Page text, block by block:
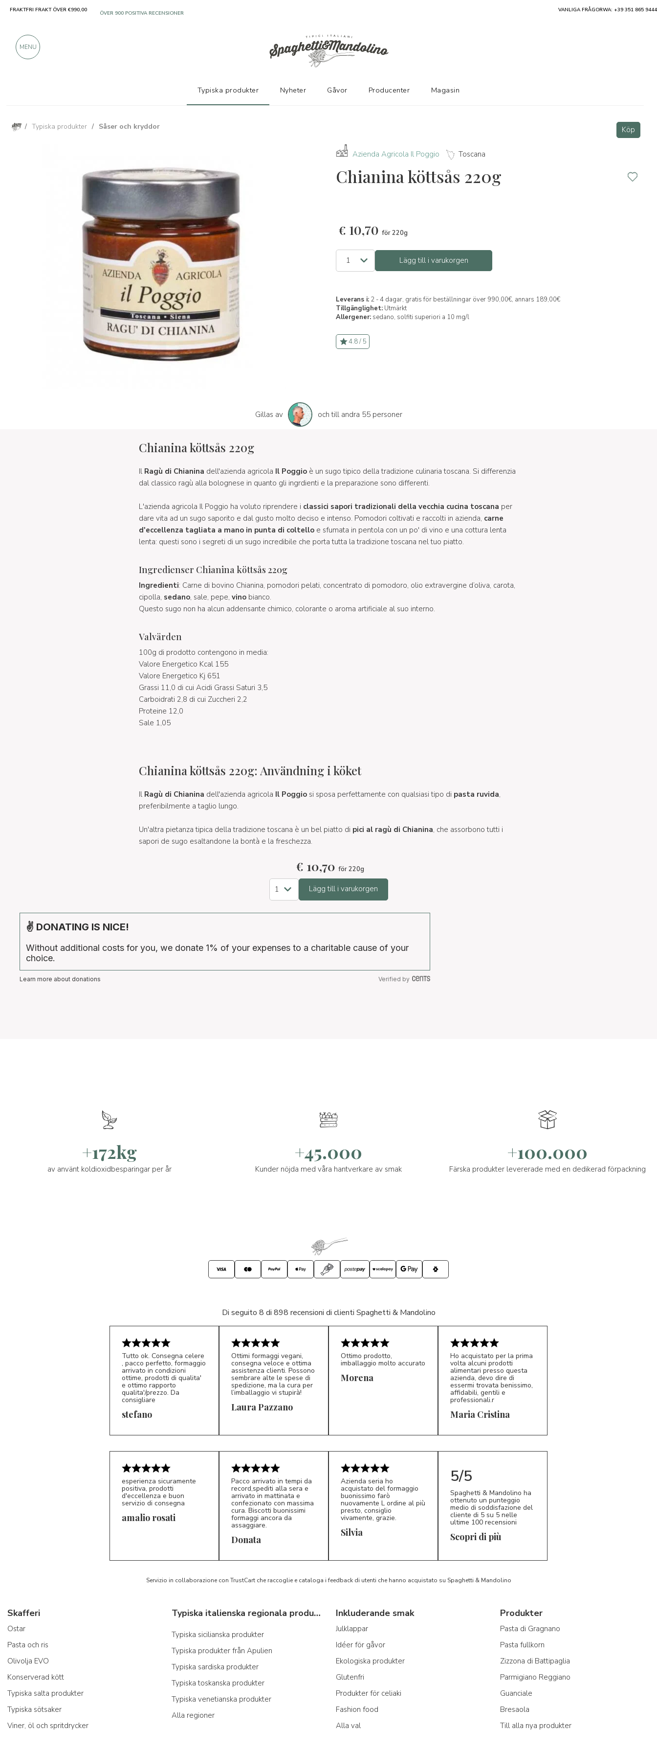
/ Typiska produkter / Såser och kryddor Köp
Azienda Agricola Il Poggio Toscana
Chianina köttsås 220g
€ 10,70 för 220g
Lägg till i varukorgen
Leverans i: 2 - 4 dagar, gratis för beställningar över 990,00€, annars 189,00€
Tillgänglighet: Utmärkt
Allergener: sedano, solfiti superiori a 10 mg/l
4.8 / 5
Gillas av och till andra 55 personer
Chianina köttsås 220g
Il Ragù di Chianina dell'azienda agricola Il Poggioè un sugo tipico della tradizione culinaria toscana. Si differenzia
dal classico ragù alla bolognese in quanto gli ingrdienti e la preparazione sono differenti.
L'azienda agricola Il Poggio ha voluto riprendere i classici sapori tradizionali della vecchia cucina toscana per
dare vita ad un sugo saporito e dal gusto molto deciso e intenso. Pomodori coltivati e raccolti in azienda, carne
d'eccellenza tagliata a mano in punta di coltelloe sfumata in pentola con un po' di vino e una cottura lenta
lenta: questi sono i segreti di un sugo incredibile che porta tutta la tradizione toscana nel tuo piatto.
Ingredienser Chianina köttsås 220g
Ingredienti: Carne di bovino Chianina, pomodori pelati, concentrato di pomodoro, olio extravergine d’oliva, carota,
cipolla, sedano, sale, pepe, vino bianco.
Questo sugo non ha alcun addensante chimico, colorante o aroma artificiale al suo interno.
Valvärden
100g di prodotto contengono in media:
Valore Energetico Kcal 155
Valore Energetico Kj 651
Grassi 11,0 di cui Acidi Grassi Saturi 3,5
Carboidrati 2,8 di cui Zuccheri 2,2
Proteine 12,0
Sale 1,05
Chianina köttsås 220g: Användning i köket
Il Ragù di Chianina dell'azienda agricola Il Poggiosi sposa perfettamente con qualsiasi tipo di pasta ruvida,
preferibilmente a taglio lungo.
Un'altra pietanza tipica della tradizione toscana è un bel piatto di pici al ragù di Chianina, che assorbono tutti i
sapori de sugo esaltandone la bontà e la freschezza.
€ 10,70 för 220g
Lägg till i varukorgen
✌ DONATING IS NICE!
Without additional costs for you, we donate 1% of your expenses to a charitable cause of your
choice.
Learn more about donations Verified by
+172kg
av använt koldioxidbesparingar per år
+45.000
Kunder nöjda med våra hantverkare av smak
+100.000
Färska produkter levererade med en dedikerad förpackning
Di seguito 8 di 898 recensioni di clienti Spaghetti & Mandolino
S*
Tutto ok. Consegna celere
, pacco perfetto, formaggio
arrivato in condizioni
ottime, prodotti di qualita'
e ottimo rapporto
qualita'/prezzo. Da
consigliare
stefano LP 5/5
Ottimi formaggi vegani,
consegna veloce e ottima
assistenza clienti. Possono
sembrare alte le spese di
spedizione, ma la cura per
l’imballaggio vi stupirà!
Laura Pazzano
Ottimo prodotto,
imballaggio molto accurato
Morena
MC 5/5
Ho acquistato per la prima
volta alcuni prodotti
alimentari presso questa
azienda, devo dire di
essermi trovata benissimo,
affidabili, gentili e
professionali.r
Maria Cristina
esperienza sicuramente
positiva, prodotti
d'eccellenza e buon
servizio di consegna
amalio rosati
D*
Pacco arrivato in tempi da
record,spediti alla sera e
arrivato in mattinata e
confezionato con massima
cura. Biscotti buonissimi
formaggi ancora da
assaggiare.
Donata S*
Azienda seria ho
acquistato del formaggio
buonissimo farò
nuovamente L ordine al più
presto, consiglio
vivamente, grazie.
Silvia
5/5
Spaghetti & Mandolino ha
ottenuto un punteggio
medio di soddisfazione del
cliente di 5 su 5 nelle
ultime 100 recensioni
Scopri di più
Servizio in collaborazione con TrustCart che raccoglie e cataloga i feedback di utenti che hanno acquistato su Spaghetti & Mandolino
Skafferi
Ostar
Pasta och ris
Olivolja EVO
Konserverad kött
Typiska salta produkter
Typiska sötsaker
Viner, öl och spritdrycker
Typiska italienska regionala produkter
Typiska sicilianska produkter
Typiska produkter från Apulien
Typiska sardiska produkter
Typiska toskanska produkter
Typiska venetianska produkter
Alla regioner
Inkluderande smak
Julklappar
Idéer för gåvor
Ekologiska produkter
Glutenfri
Produkter för celiaki
Fashion food
Alla val
Produkter
Pasta di Gragnano
Pasta fullkorn
Zizzona di Battipaglia
Parmigiano Reggiano
Guanciale
Bresaola
Till alla nya produkter
FRAKTFRI FRAKT ÖVER €990,00 ENDAST PRODUKTER FRÅN UTMÄRKTA TILLVERKARE VANLIGA FRÅGORWA: +39 351 865 9444
MENU
Typiska produkter Nyheter Gåvor Producenter Magasin